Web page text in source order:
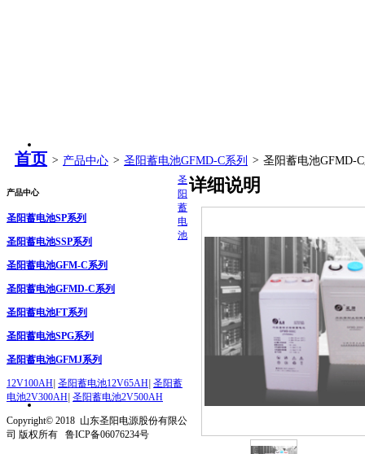
首页 > 产品中心 > 圣阳蓄电池GFMD-C系列 > 圣阳蓄电池GFMD-
产品中心
圣阳蓄电池SP系列
圣阳蓄电池SSP系列
圣阳蓄电池GFM-C系列
圣阳蓄电池GFMD-C系列
圣阳蓄电池FT系列
圣阳蓄电池SPG系列
圣阳蓄电池GFMJ系列
详细说明
圣
阳
蓄
电
池
12V100AH 圣阳蓄电池12V65AH 圣阳蓄
电池2V300AH 圣阳蓄电池2V500AH
Copyright© 2018 山东圣阳电源股份有限公
司 版权所有 鲁ICP备06076234号